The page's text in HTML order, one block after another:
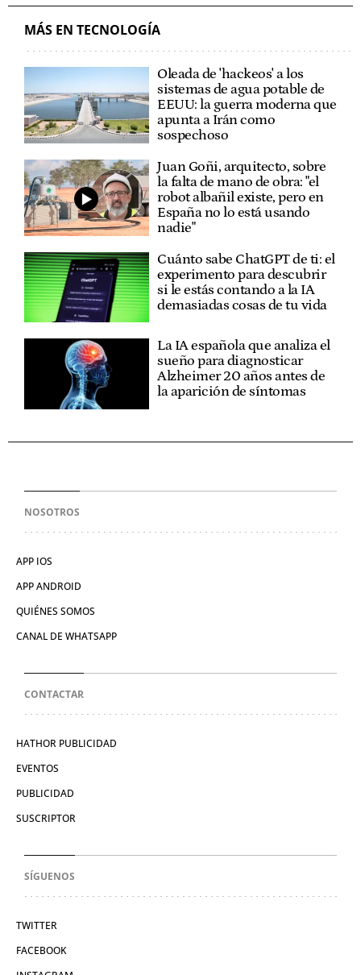
MÁS EN TECNOLOGÍA
Oleada de 'hackeos' a los
sistemas de agua potable de
EEUU: la guerra moderna que
apunta a Irán como
sospechoso
Juan Goñi, arquitecto, sobre
la falta de mano de obra: "el
robot albañil existe, pero en
España no lo está usando
nadie"
Cuánto sabe ChatGPT de ti: el
experimento para descubrir
si le estás contando a la IA
demasiadas cosas de tu vida
La IA española que analiza el
sueño para diagnosticar
Alzheimer 20 años antes de
la aparición de síntomas
NOSOTROS
APP IOS
APP ANDROID
QUIÉNES SOMOS
CANAL DE WHATSAPP
CONTACTAR
HATHOR PUBLICIDAD
EVENTOS
PUBLICIDAD
SUSCRIPTOR
SÍGUENOS
TWITTER
FACEBOOK